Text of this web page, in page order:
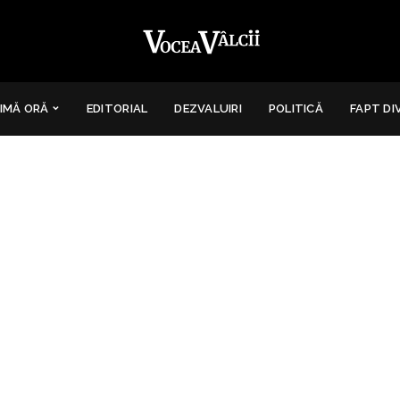
ORĂ EDITORIAL DEZVALUIRI POLITICĂ FAPT